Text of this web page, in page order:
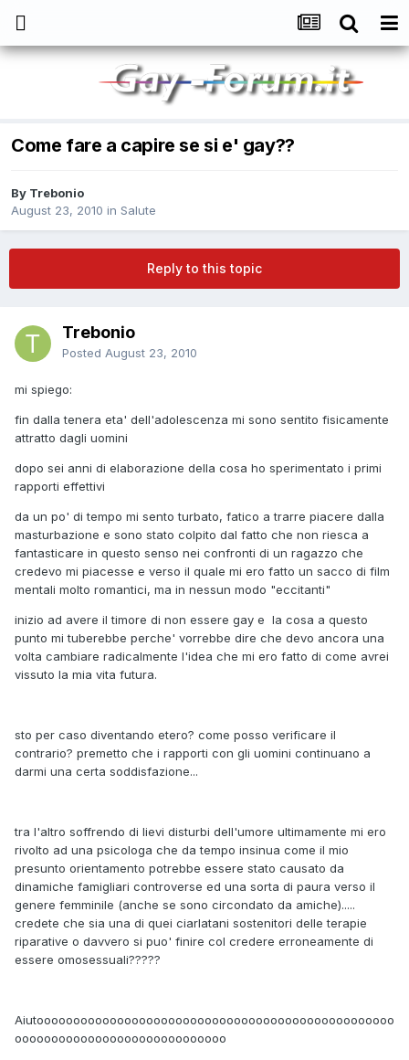
Come fare a capire se si e' gay??
By Trebonio
August 23, 2010 in Salute
Reply to this topic
Trebonio
Posted August 23, 2010
mi spiego:
fin dalla tenera eta' dell'adolescenza mi sono sentito fisicamente
attratto dagli uomini
dopo sei anni di elaborazione della cosa ho sperimentato i primi
rapporti effettivi
da un po' di tempo mi sento turbato, fatico a trarre piacere dalla
masturbazione e sono stato colpito dal fatto che non riesca a
fantasticare in questo senso nei confronti di un ragazzo che
credevo mi piacesse e verso il quale mi ero fatto un sacco di film
mentali molto romantici, ma in nessun modo "eccitanti"
inizio ad avere il timore di non essere gay e la cosa a questo
punto mi tuberebbe perche' vorrebbe dire che devo ancora una
volta cambiare radicalmente l'idea che mi ero fatto di come avrei
vissuto la mia vita futura.
sto per caso diventando etero? come posso verificare il
contrario? premetto che i rapporti con gli uomini continuano a
darmi una certa soddisfazione...
tra l'altro soffrendo di lievi disturbi dell'umore ultimamente mi ero
rivolto ad una psicologa che da tempo insinua come il mio
presunto orientamento potrebbe essere stato causato da
dinamiche famigliari controverse ed una sorta di paura verso il
genere femminile (anche se sono circondato da amiche).....
credete che sia una di quei ciarlatani sostenitori delle terapie
riparative o davvero si puo' finire col credere erroneamente di
essere omosessuali?????
Aiutooooooooooooooooooooooooooooooooooooooooooooooooo
ooooooooooooooooooooooooooooo